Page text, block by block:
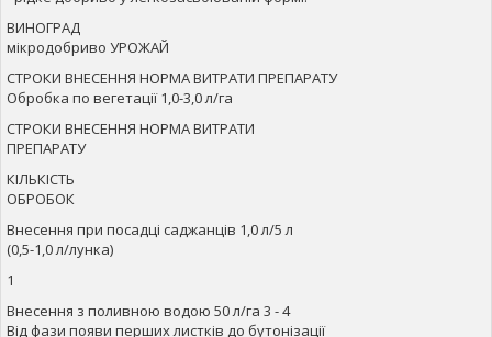
ВИНОГРАД
мікродобриво УРОЖАЙ
СТРОКИ ВНЕСЕННЯ НОРМА ВИТРАТИ ПРЕПАРАТУ
Обробка по вегетації 1,0-3,0 л/га
СТРОКИ ВНЕСЕННЯ НОРМА ВИТРАТИ
ПРЕПАРАТУ
КІЛЬКІСТЬ
ОБРОБОК
Внесення при посадці саджанців 1,0 л/5 л
(0,5-1,0 л/лунка)
1
Внесення з поливною водою 50 л/га 3 - 4
Від фази появи перших листків до бутонізації